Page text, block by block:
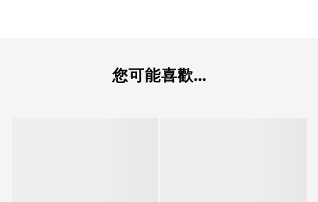
您可能喜歡...